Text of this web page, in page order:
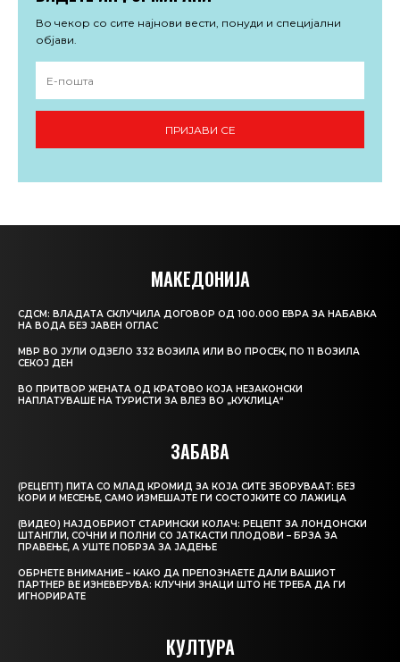
Во чекор со сите најнови вести, понуди и специјални
објави.
ПРИЈАВИ СЕ
МАКЕДОНИЈА
СДСМ: ВЛАДАТА СКЛУЧИЛА ДОГОВОР ОД 100.000 ЕВРА ЗА НАБАВКА
НА ВОДА БЕЗ ЈАВЕН ОГЛАС
МВР ВО ЈУЛИ ОДЗЕЛО 332 ВОЗИЛА ИЛИ ВО ПРОСЕК, ПО 11 ВОЗИЛА
СЕКОЈ ДЕН
ВО ПРИТВОР ЖЕНАТА ОД КРАТОВО КОЈА НЕЗАКОНСКИ
НАПЛАТУВАШЕ НА ТУРИСТИ ЗА ВЛЕЗ ВО „КУКЛИЦА“
ЗАБАВА
(РЕЦЕПТ) ПИТА СО МЛАД КРОМИД ЗА КОЈА СИТЕ ЗБОРУВААТ: БЕЗ
КОРИ И МЕСЕЊЕ, САМО ИЗМЕШАЈТЕ ГИ СОСТОЈКИТЕ СО ЛАЖИЦА
(ВИДЕО) НАЈДОБРИОТ СТАРИНСКИ КОЛАЧ: РЕЦЕПТ ЗА ЛОНДОНСКИ
ШТАНГЛИ, СОЧНИ И ПОЛНИ СО ЈАТКАСТИ ПЛОДОВИ – БРЗА ЗА
ПРАВЕЊЕ, А УШТЕ ПОБРЗА ЗА ЈАДЕЊЕ
ОБРНЕТЕ ВНИМАНИЕ – КАКО ДА ПРЕПОЗНАЕТЕ ДАЛИ ВАШИОТ
ПАРТНЕР ВЕ ИЗНЕВЕРУВА: КЛУЧНИ ЗНАЦИ ШТО НЕ ТРЕБА ДА ГИ
ИГНОРИРАТЕ
КУЛТУРА